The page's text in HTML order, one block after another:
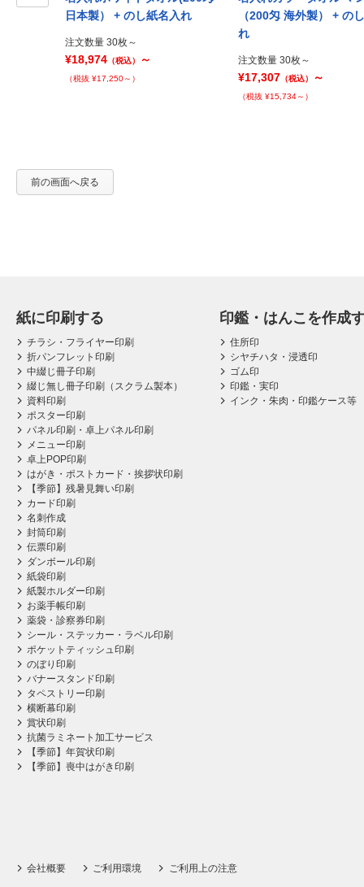
日本製） + のし紙名入れ
注文数量 30枚～
¥18,974 （税込） ～
（税抜 ¥17,250～）
（200匁 海外製） + の
れ
注文数量 30枚～
¥17,307 （税込） ～
（税抜 ¥15,734～）
前の画面へ戻る
紙に印刷する
チラシ・フライヤー印刷
折パンフレット印刷
中綴じ冊子印刷
綴じ無し冊子印刷（スクラム製本）
資料印刷
ポスター印刷
パネル印刷・卓上パネル印刷
メニュー印刷
卓上POP印刷
はがき・ポストカード・挨拶状印刷
【季節】残暑見舞い印刷
カード印刷
名刺作成
封筒印刷
伝票印刷
ダンボール印刷
紙袋印刷
紙製ホルダー印刷
お薬手帳印刷
薬袋・診察券印刷
シール・ステッカー・ラベル印刷
ポケットティッシュ印刷
のぼり印刷
バナースタンド印刷
タペストリー印刷
横断幕印刷
賞状印刷
抗菌ラミネート加工サービス
【季節】年賀状印刷
【季節】喪中はがき印刷
印鑑・はんこを作成
住所印
シヤチハタ・浸透印
ゴム印
印鑑・実印
インク・朱肉・印鑑ケース等
会社概要 ご利用環境 ご利用上の注意